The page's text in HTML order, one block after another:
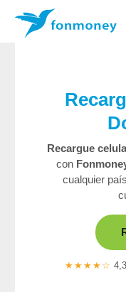
Recargue
con
cualquier
★★★★☆